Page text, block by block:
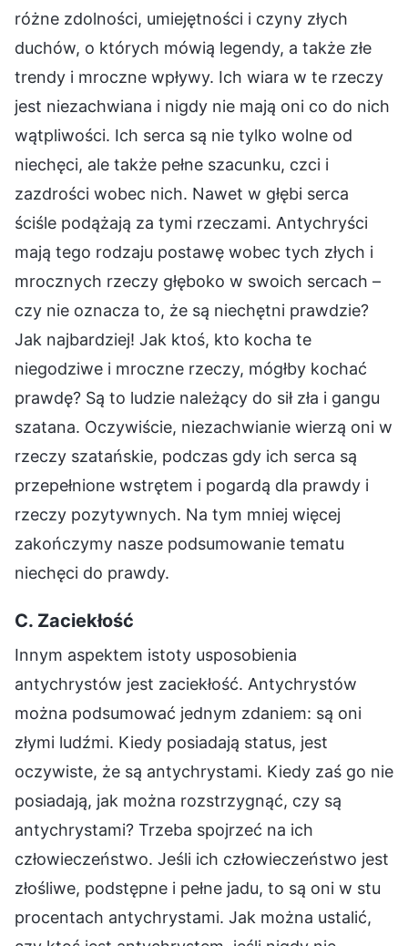
różne zdolności, umiejętności i czyny złych
duchów, o których mówią legendy, a także złe
trendy i mroczne wpływy. Ich wiara w te rzeczy
jest niezachwiana i nigdy nie mają oni co do nich
wątpliwości. Ich serca są nie tylko wolne od
niechęci, ale także pełne szacunku, czci i
zazdrości wobec nich. Nawet w głębi serca
ściśle podążają za tymi rzeczami. Antychryści
mają tego rodzaju postawę wobec tych złych i
mrocznych rzeczy głęboko w swoich sercach –
czy nie oznacza to, że są niechętni prawdzie?
Jak najbardziej! Jak ktoś, kto kocha te
niegodziwe i mroczne rzeczy, mógłby kochać
prawdę? Są to ludzie należący do sił zła i gangu
szatana. Oczywiście, niezachwianie wierzą oni w
rzeczy szatańskie, podczas gdy ich serca są
przepełnione wstrętem i pogardą dla prawdy i
rzeczy pozytywnych. Na tym mniej więcej
zakończymy nasze podsumowanie tematu
niechęci do prawdy.
C. Zaciekłość
Innym aspektem istoty usposobienia
antychrystów jest zaciekłość. Antychrystów
można podsumować jednym zdaniem: są oni
złymi ludźmi. Kiedy posiadają status, jest
oczywiste, że są antychrystami. Kiedy zaś go nie
posiadają, jak można rozstrzygnąć, czy są
antychrystami? Trzeba spojrzeć na ich
człowieczeństwo. Jeśli ich człowieczeństwo jest
złośliwe, podstępne i pełne jadu, to są oni w stu
procentach antychrystami. Jak można ustalić,